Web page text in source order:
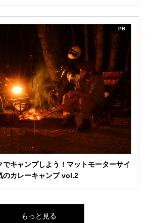
PR
でキャンプしよう！マットモーターサイ
のカレーキャンプ vol.2
もっと見る